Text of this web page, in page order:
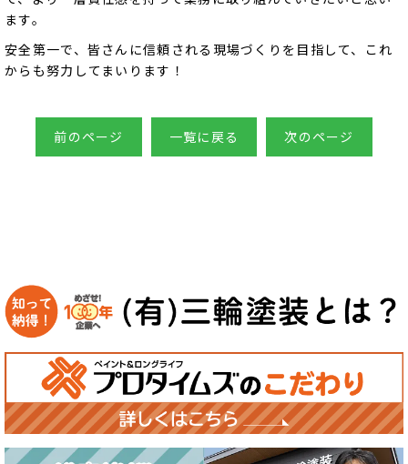
ます。
安全第一で、皆さんに信頼される現場づくりを目指して、これ
からも努力してまいります！
前のページ 一覧に戻る 次のページ